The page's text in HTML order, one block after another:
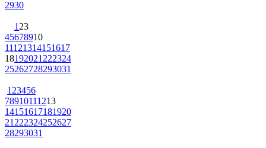
2930
1 23
45678910
11121314151617
18192021 222324
25262728293031
1 23456
78910111213
14151617181920
21 222324252627
28293031